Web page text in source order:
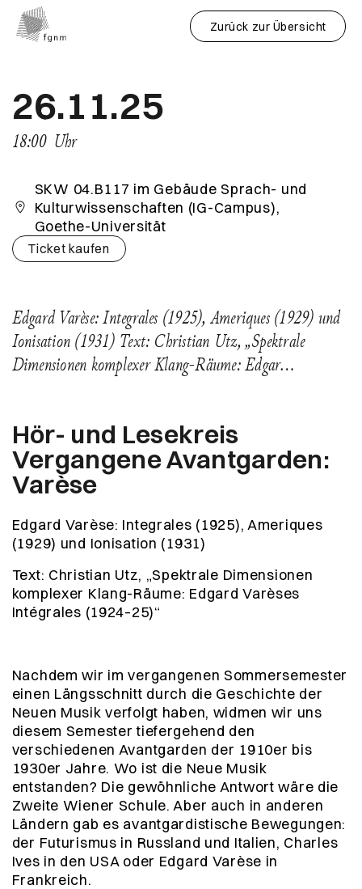
Zurück zur Übersicht
26.11.25
18:00 Uhr
SKW 04.B117 im Gebäude Sprach- und
Kulturwissenschaften (IG-Campus),
Goethe-Universität
Ticket kaufen
Edgard Varèse: Integrales (1925), Ameriques (1929) und
Ionisation (1931) Text: Christian Utz, „Spektrale
Dimensionen komplexer Klang-Räume: Edgar…
Hör- und Lesekreis
Vergangene Avantgarden:
Varèse
Edgard Varèse: Integrales (1925), Ameriques
(1929) und Ionisation (1931)
Text: Christian Utz, „Spektrale Dimensionen
komplexer Klang-Räume: Edgard Varèses
Intégrales (1924–25)“
Nachdem wir im vergangenen Sommersemester
einen Längsschnitt durch die Geschichte der
Neuen Musik verfolgt haben, widmen wir uns
diesem Semester tiefergehend den
verschiedenen Avantgarden der 1910er bis
1930er Jahre. Wo ist die Neue Musik
entstanden? Die gewöhnliche Antwort wäre die
Zweite Wiener Schule. Aber auch in anderen
Ländern gab es avantgardistische Bewegungen:
der Futurismus in Russland und Italien, Charles
Ives in den USA oder Edgard Varèse in
Frankreich.